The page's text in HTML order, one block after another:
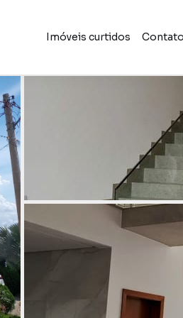
Imóveis curtidos